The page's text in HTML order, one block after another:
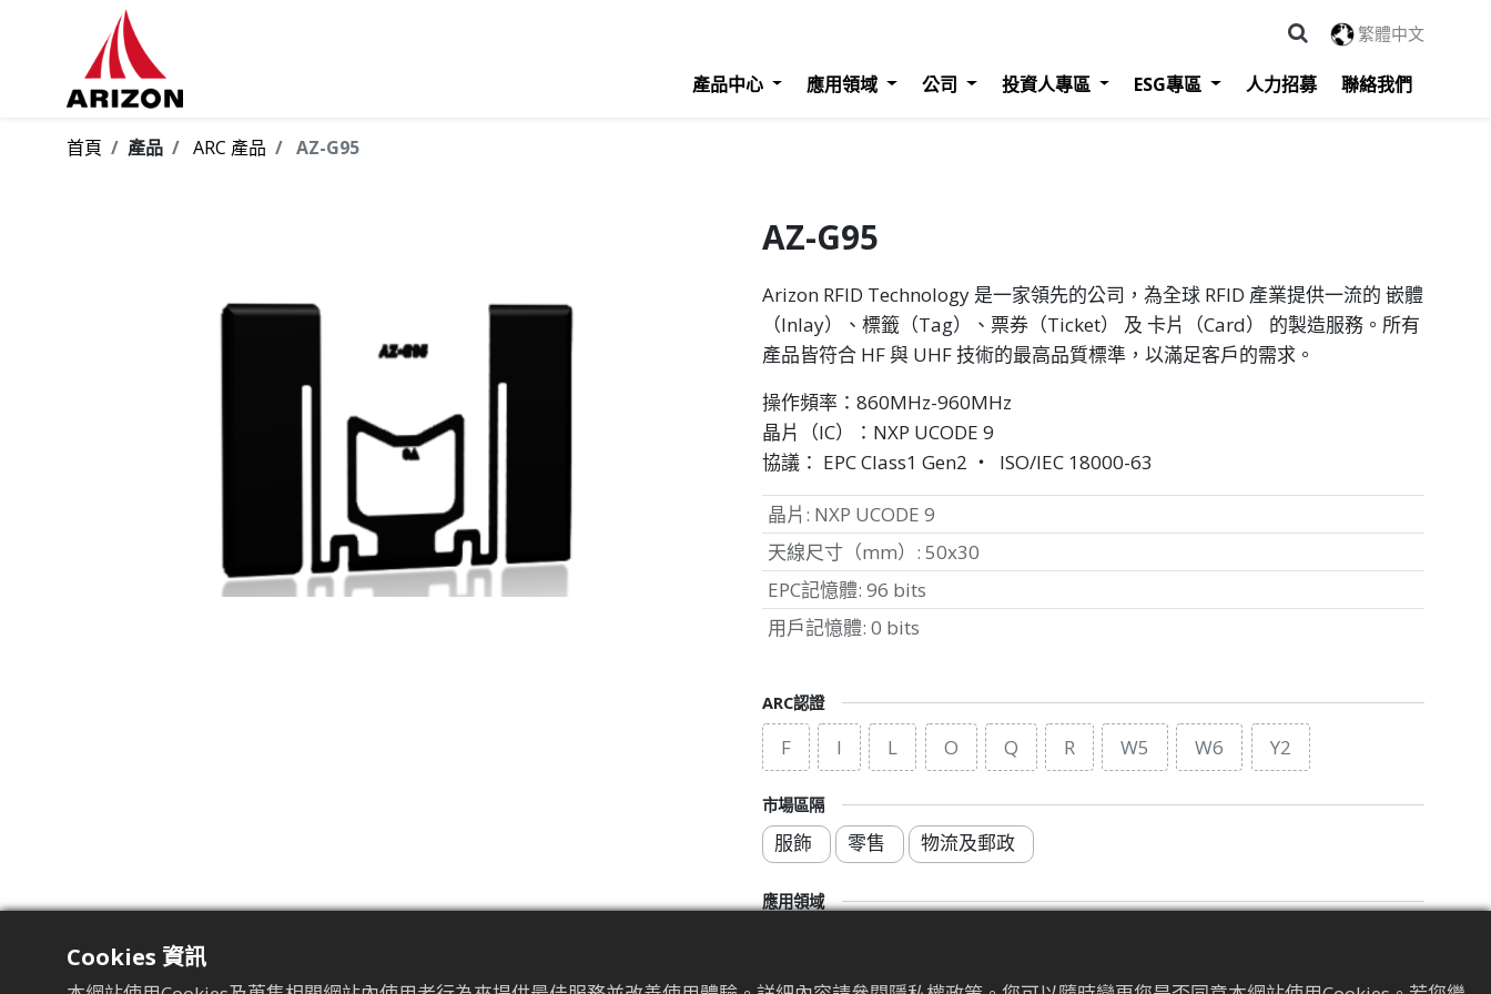
產品中心 應用領域 公司 投資人專區 ESG專區 人力招募 聯絡我們
繁體中文
首頁 產品 ARC 產品 AZ-G95
AZ-G95
Arizon RFID Technology 是一家領先的公司，為全球 RFID 產業提供一流的 嵌體
（Inlay）、標籤（Tag）、票券（Ticket） 及 卡片（Card） 的製造服務。所有
產品皆符合 HF 與 UHF 技術的最高品質標準，以滿足客戶的需求。
操作頻率：860MHz-960MHz
晶片（IC）：NXP UCODE 9
協議： EPC Class1 Gen2 ‧ ISO/IEC 18000-63
ARC認證
F I L O Q R W5 W6 Y2
市場區隔
服飾 零售 物流及郵政
應用領域
晶片 : NXP UCODE 9
天線尺寸（mm） : 50x30
EPC記憶體: 96 bits
用戶記憶體: 0 bits
Cookies 資訊